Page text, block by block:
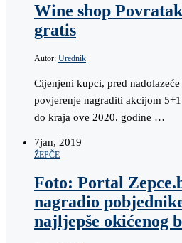
Wine shop
gratis
Autor: Urednik
Cijenjeni kupci, pred
povjerenje nagraditi akcijom
do kraja ove 2020. godine …
7jan, 2019
ŽEPČE
Foto: Portal
nagradio
najljepše okićenog